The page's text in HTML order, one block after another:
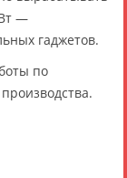
—
гаджетов.
по